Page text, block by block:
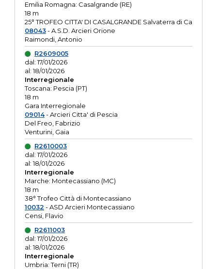
Emilia Romagna: Casalgrande (RE)
18 m
25° TROFEO CITTA' DI CASALGRANDE Salvaterra di Ca
08043- A.S.D. Arcieri Orione
Raimondi, Antonio
R2609005
dal: 17/01/2026
al: 18/01/2026
Interregionale
Toscana: Pescia (PT)
18 m
Gara Interregionale
09014- Arcieri Citta' di Pescia
Del Freo, Fabrizio
Venturini, Gaia
R2610003
dal: 17/01/2026
al: 18/01/2026
Interregionale
Marche: Montecassiano (MC)
18 m
38° Trofeo Città di Montecassiano
10032 - ASD Arcieri Montecassiano
Censi, Flavio
R2611003
dal: 17/01/2026
al: 18/01/2026
Interregionale
Umbria: Terni (TR)